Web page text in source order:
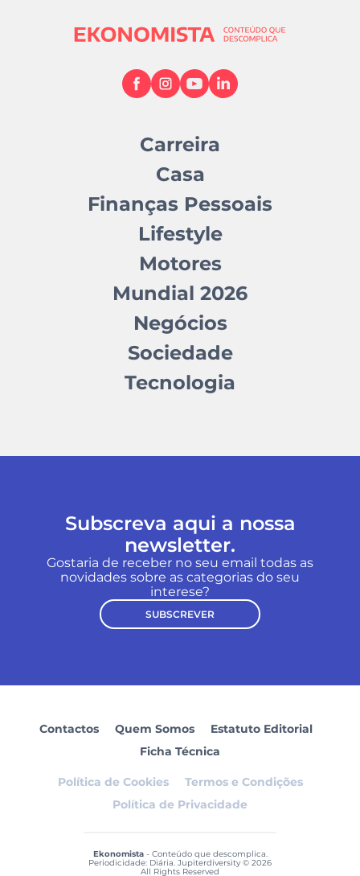
Carreira
Casa
Finanças Pessoais
Lifestyle
Motores
Mundial 2026
Negócios
Sociedade
Tecnologia
Subscreva aqui a nossa
newsletter.
Gostaria de receber no seu email todas as
novidades sobre as categorias do seu
interese?
SUBSCREVER
Contactos Quem Somos
Estatuto Editorial
Ficha Técnica
Política de Cookies
Termos e Condições
Política de Privacidade
Ekonomista- Conteúdo que descomplica.
Periodicidade: Diária. Jupiterdiversity © 2026
All Rights Reserved